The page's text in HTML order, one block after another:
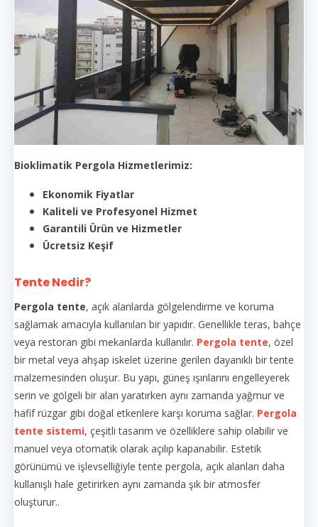
Bioklimatik Pergola Hizmetlerimiz:
Ekonomik Fiyatlar
Kaliteli ve Profesyonel Hizmet
Garantili Ürün ve Hizmetler
Ücretsiz Keşif
Tente Nedir?
Pergola tente, açık alanlarda gölgelendirme ve koruma
sağlamak amacıyla kullanılan bir yapıdır. Genellikle teras, bahçe
veya restoran gibi mekanlarda kullanılır. Pergola tente, özel
bir metal veya ahşap iskelet üzerine gerilen dayanıklı bir tente
malzemesinden oluşur. Bu yapı, güneş ışınlarını engelleyerek
serin ve gölgeli bir alan yaratırken aynı zamanda yağmur ve
hafif rüzgar gibi doğal etkenlere karşı koruma sağlar. Pergola
tente sistemi, çeşitli tasarım ve özelliklere sahip olabilir ve
manuel veya otomatik olarak açılıp kapanabilir. Estetik
görünümü ve işlevselliğiyle tente pergola, açık alanları daha
kullanışlı hale getirirken aynı zamanda şık bir atmosfer
oluşturur..